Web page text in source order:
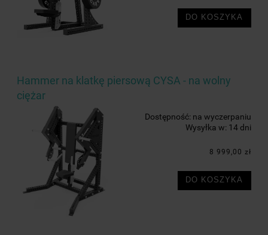
DO KOSZYKA
Hammer na klatkę piersową CYSA - na wolny
ciężar
Dostępność: na wyczerpaniu
Wysyłka w: 14 dni
8 999,00 zł
DO KOSZYKA